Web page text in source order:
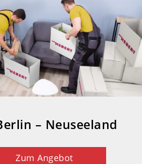
– Neuseeland
Zum Angebot